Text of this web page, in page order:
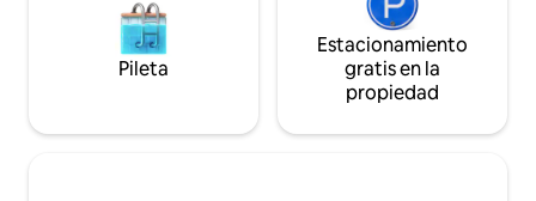
Pileta
Estacionamiento
gratis en la
propiedad